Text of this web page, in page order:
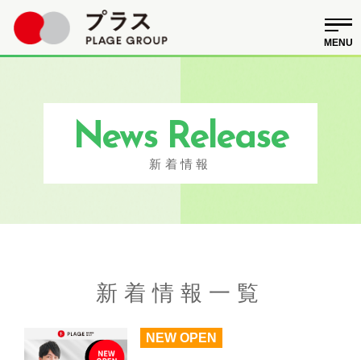
News Release
新着情報
新着情報一覧
NEW OPEN